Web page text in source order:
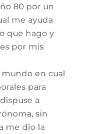
80 por un
me ayuda
que hago y
por mis
en cual
para
a
sin
me dio la